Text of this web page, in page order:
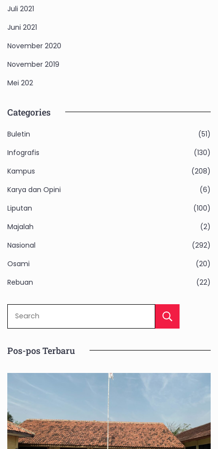
Juli 2021
Juni 2021
November 2020
November 2019
Mei 202
Categories
Buletin
(51)
Infografis
(130)
Kampus
(208)
Karya dan Opini
(6)
Liputan
(100)
Majalah
(2)
Nasional
(292)
Osami
(20)
Rebuan
(22)
Pos-pos Terbaru